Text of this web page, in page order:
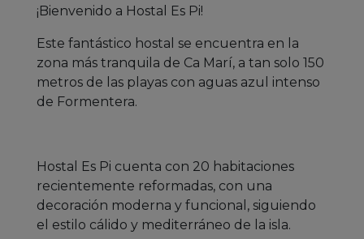
¡Bienvenido a Hostal Es Pi!
Este fantástico hostal se encuentra en la
zona más tranquila de Ca Marí, a tan solo 150
metros de las playas con aguas azul intenso
de Formentera.
Hostal Es Pi cuenta con 20 habitaciones
recientemente reformadas, con una
decoración moderna y funcional, siguiendo
el estilo cálido y mediterráneo de la isla.